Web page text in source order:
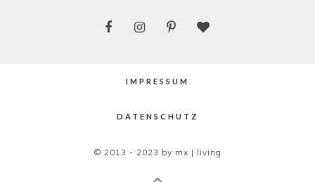
IMPRESSUM
DATENSCHUTZ
© 2013 - 2023 by mx | living